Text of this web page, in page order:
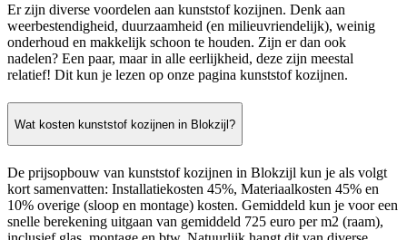
Er zijn diverse voordelen aan kunststof kozijnen. Denk aan
weerbestendigheid, duurzaamheid (en milieuvriendelijk), weinig
onderhoud en makkelijk schoon te houden. Zijn er dan ook
nadelen? Een paar, maar in alle eerlijkheid, deze zijn meestal
relatief! Dit kun je lezen op onze pagina kunststof kozijnen.
Wat kosten kunststof kozijnen in Blokzijl?
De prijsopbouw van kunststof kozijnen in Blokzijl kun je als volgt
kort samenvatten: Installatiekosten 45%, Materiaalkosten 45% en
10% overige (sloop en montage) kosten. Gemiddeld kun je voor een
snelle berekening uitgaan van gemiddeld 725 euro per m2 (raam),